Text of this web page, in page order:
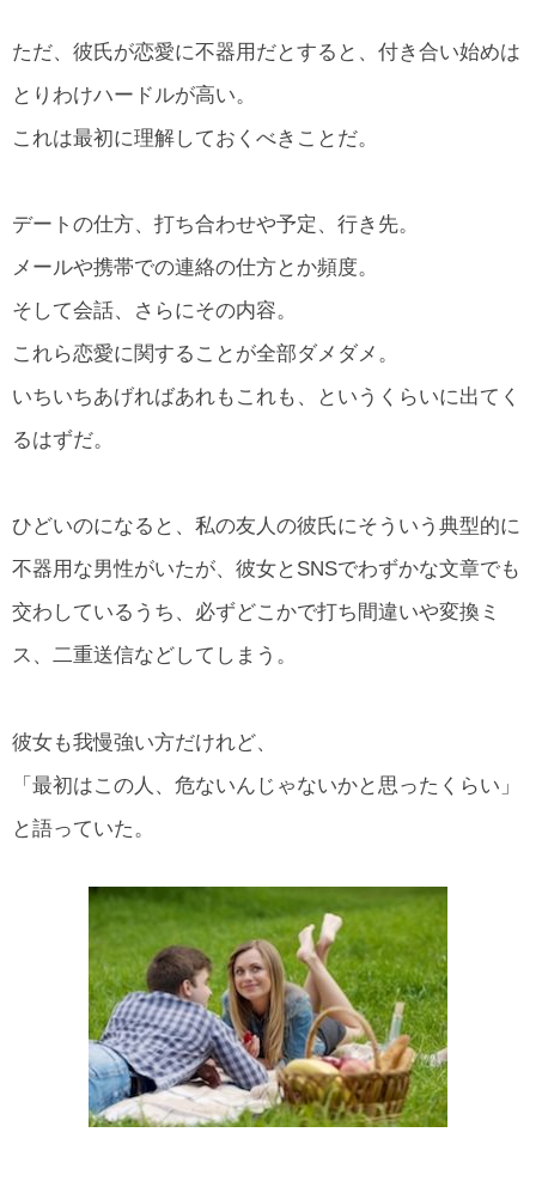
ただ、彼氏が恋愛に不器用だとすると、付き合い始めは
とりわけハードルが高い。
これは最初に理解しておくべきことだ。
デートの仕方、打ち合わせや予定、行き先。
メールや携帯での連絡の仕方とか頻度。
そして会話、さらにその内容。
これら恋愛に関することが全部ダメダメ。
いちいちあげればあれもこれも、というくらいに出てく
るはずだ。
ひどいのになると、私の友人の彼氏にそういう典型的に
不器用な男性がいたが、彼女とSNSでわずかな文章でも
交わしているうち、必ずどこかで打ち間違いや変換ミ
ス、二重送信などしてしまう。
彼女も我慢強い方だけれど、
「最初はこの人、危ないんじゃないかと思ったくらい」
と語っていた。